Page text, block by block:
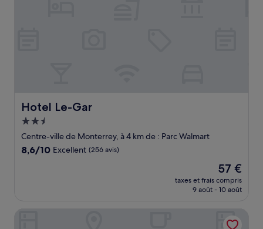
Hotel Le-Gar
Hotel Le-Gar
Hébergement
2.5 étoiles
Centre-ville de Monterrey, à 4 km de : Parc Walmart
8.6
8,6/10 Excellent (256 avis)
Le
nouveau
prix
de
57 €
57 €
taxes et frais compris
9 août - 10 août